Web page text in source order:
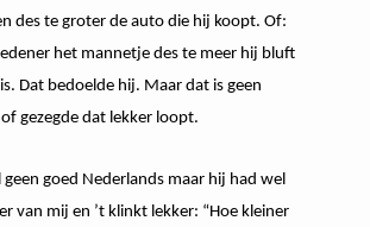
des te groter de auto die hij koopt. Of:
het mannetje des te meer hij bluft
Dat bedoelde hij. Maar dat is geen
gezegde dat lekker loopt.
geen goed Nederlands maar hij had wel
van mij en ’t klinkt lekker: “Hoe kleiner